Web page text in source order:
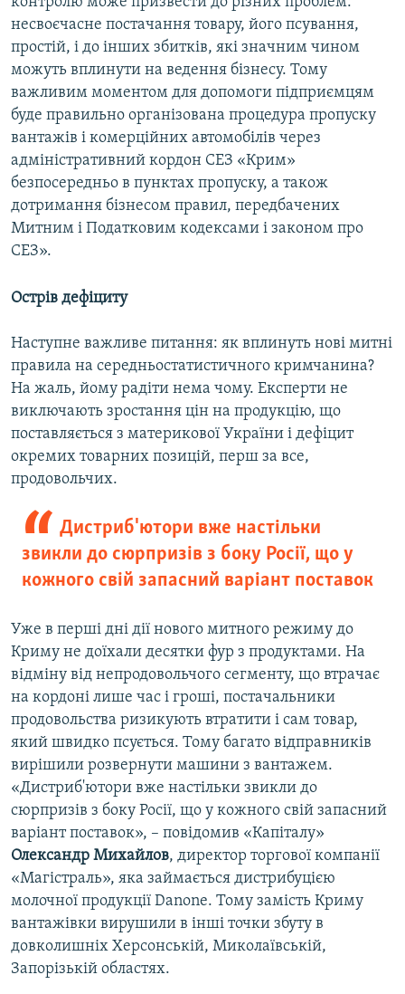
несвоєчасне постачання товару, його псування,
простій, і до інших збитків, які значним чином
можуть вплинути на ведення бізнесу. Тому
важливим моментом для допомоги підприємцям
буде правильно організована процедура пропуску
вантажів і комерційних автомобілів через
адміністративний кордон СЕЗ «Крим»
безпосередньо в пунктах пропуску, а також
дотримання бізнесом правил, передбачених
Митним і Податковим кодексами і законом про
СЕЗ».
Острів дефіциту
Наступне важливе питання: як вплинуть нові митні
правила на середньостатистичного кримчанина?
На жаль, йому радіти нема чому. Експерти не
виключають зростання цін на продукцію, що
поставляється з материкової України і дефіцит
окремих товарних позицій, перш за все,
продовольчих.
Дистриб'ютори вже настільки
звикли до сюрпризів з боку Росії, що у
кожного свій запасний варіант поставок
Уже в перші дні дії нового митного режиму до
Криму не доїхали десятки фур з продуктами. На
відміну від непродовольчого сегменту, що втрачає
на кордоні лише час і гроші, постачальники
продовольства ризикують втратити і сам товар,
який швидко псується. Тому багато відправників
вирішили розвернути машини з вантажем.
«Дистриб'ютори вже настільки звикли до
сюрпризів з боку Росії, що у кожного свій запасний
варіант поставок», – повідомив «Капіталу»
Олександр Михайлов, директор торгової компанії
«Магістраль», яка займається дистрибуцією
молочної продукції Danone. Тому замість Криму
вантажівки вирушили в інші точки збуту в
довколишніх Херсонській, Миколаївській,
Запорізькій областях.